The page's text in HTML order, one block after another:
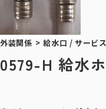
外装関係 > 給水口 / サービ
0579-H 給水